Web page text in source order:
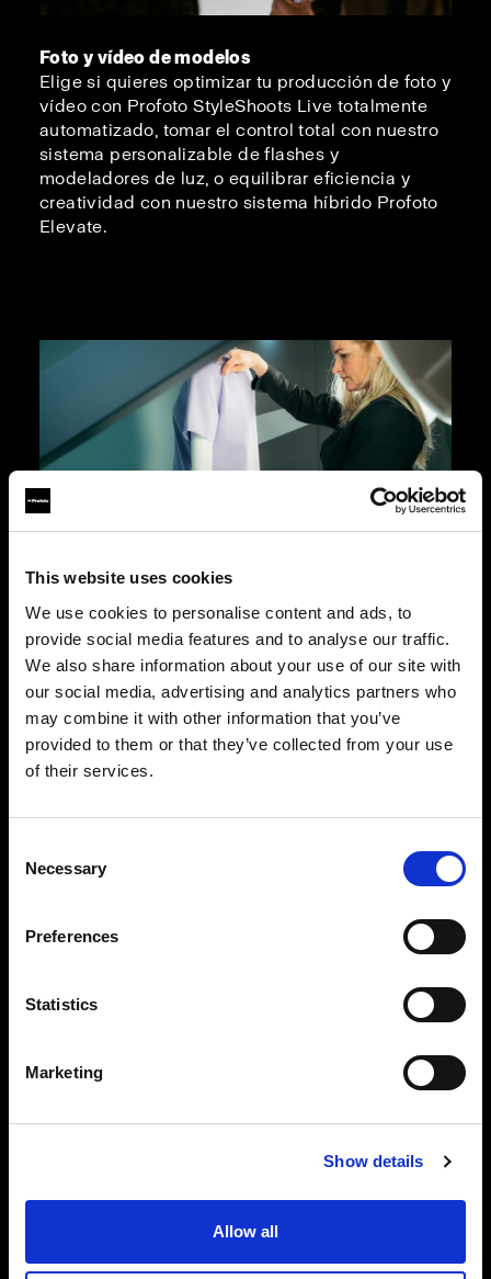
This website uses cookies
We use cookies to personalise content and ads, to
provide social media features and to analyse our traffic.
We also share information about your use of our site with
our social media, advertising and analytics partners who
may combine it with other information that you’ve
provided to them or that they’ve collected from your use
of their services.
Selection
Necessary
Preferences
Statistics
Marketing
Show details
Allow all
Foto y vídeo de modelos
Elige si quieres optimizar tu producción de foto y
vídeo con Profoto StyleShoots Live totalmente
automatizado, tomar el control total con nuestro
sistema personalizable de flashes y
modeladores de luz, o equilibrar eficiencia y
creatividad con nuestro sistema híbrido Profoto
Elevate.
Fotografía de maniquíes
Profoto StyleShoots Vertical proporciona
imágenes consistentes y sin fondo con rapidez y
facilidad. Para marcas que buscan libertad
creativa, nuestra solución personalizable ofrece
posibilidades de modelado de luz inigualables,
lo que permite crear imágenes extraordinarias
que diferencien tu marca.
nuestras soluciones para fotografía en plano
cenital te ayudan a capturar imágenes de